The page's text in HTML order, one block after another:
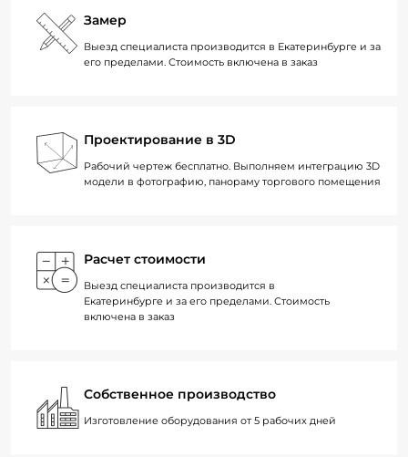
Замер
Выезд специалиста производится в Екатеринбурге и за
его пределами. Стоимость включена в заказ
Проектирование в 3D
Рабочий чертеж бесплатно. Выполняем интеграцию 3D
модели в фотографию, панораму торгового помещения
Расчет стоимости
Выезд специалиста производится в
Екатеринбурге и за его пределами. Стоимость
включена в заказ
Собственное производство
Изготовление оборудования от 5 рабочих дней